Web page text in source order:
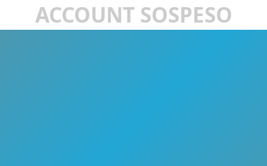
ACCOUNT SOSPESO